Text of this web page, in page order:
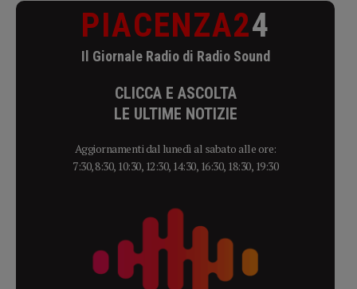
PIACENZA24
Il Giornale Radio di Radio Sound
CLICCA E ASCOLTA
LE ULTIME NOTIZIE
Aggiornamenti dal lunedì al sabato alle ore:
7:30, 8:30, 10:30, 12:30, 14:30, 16:30, 18:30, 19:30